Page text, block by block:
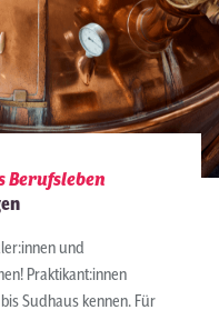
Berufsleben
und
Praktikant:innen
Sudhaus kennen. Für